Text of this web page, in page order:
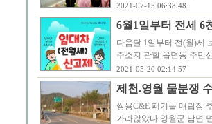
2021-07-15 06:38:48
6월1일부터 전세 6
다음달 1일부터 전(월)세
주소지 관할 읍면동 주민
2021-05-20 02:14:57
제천.영월 물분쟁
쌍용C&E 폐기물 매립장
가라앉았다.영월군 남면